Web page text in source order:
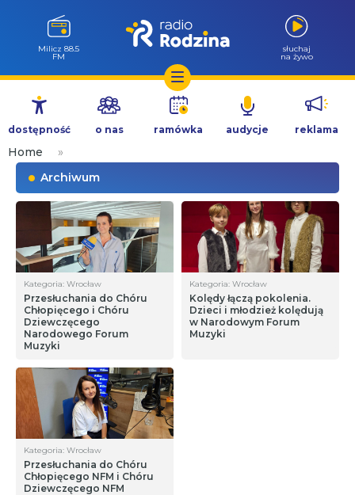
Przejdź
treści
Milicz 88.5
FM
słuchaj
na żywo
dostępność o nas ramówka audycje reklama
Home
»
Archiwum
Kategoria: Wrocław
Przesłuchania do Chóru
Chłopięcego i Chóru
Dziewczęcego
Narodowego Forum
Muzyki
Kategoria: Wrocław
Kolędy łączą pokolenia.
Dzieci i młodzież kolędują
w Narodowym Forum
Muzyki
Kategoria: Wrocław
Przesłuchania do Chóru
Chłopięcego NFM i Chóru
Dziewczęcego NFM